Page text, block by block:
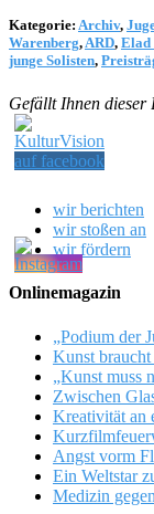
Kategorie: Archiv,
Warenberg, ARD, Elad
junge Solisten,
Gefällt Ihnen dieser
wir berichten
wir stoßen an
wir fördern
Onlinemagazin
„Podium der
Kunst
„Kunst muss
Zwischen
Kreativität an
Angst vorm
Ein Weltstar
Medizin